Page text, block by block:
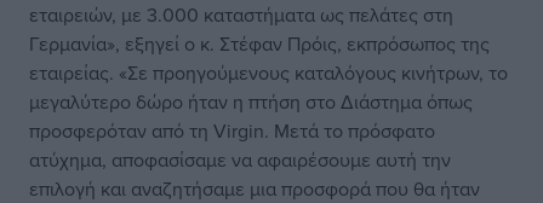
εταιρειών, με 3.000 καταστήματα ως πελάτες στη
Γερμανία», εξηγεί ο κ. Στέφαν Πρόις, εκπρόσωπος της
εταιρείας. «Σε προηγούμενους καταλόγους κινήτρων, το
μεγαλύτερο δώρο ήταν η πτήση στο Διάστημα όπως
προσφερόταν από τη Virgin. Μετά το πρόσφατο
ατύχημα, αποφασίσαμε να αφαιρέσουμε αυτή την
επιλογή και αναζητήσαμε μια προσφορά που θα ήταν